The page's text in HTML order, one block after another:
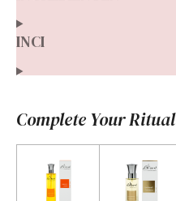
INCI
Complete Your Ritual